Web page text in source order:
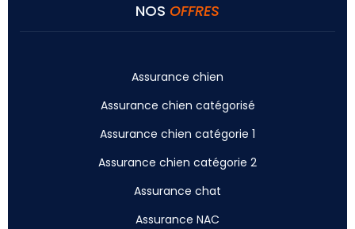
NOS OFFRES
Assurance chien
Assurance chien catégorisé
Assurance chien catégorie 1
Assurance chien catégorie 2
Assurance chat
Assurance NAC